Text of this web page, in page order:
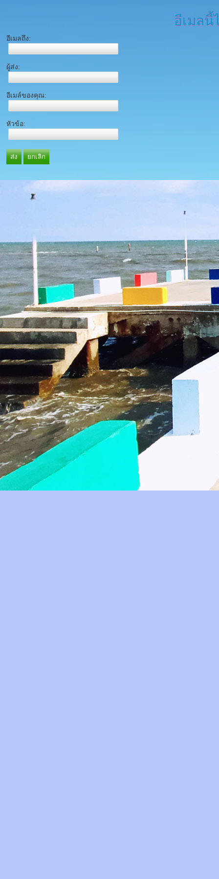
อีเมลนี้
อีเมลถึง:
ผู้ส่ง:
อีเมล์ของคุณ:
หัวข้อ:
ส่ง ยกเลิก